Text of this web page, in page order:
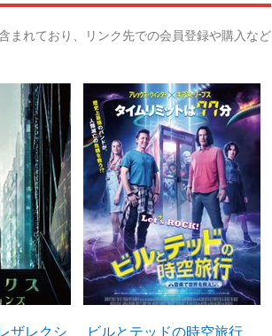
まれており、リンク先での会員登録や購入など
ザレクシ
ビルとテッドの時空旅行